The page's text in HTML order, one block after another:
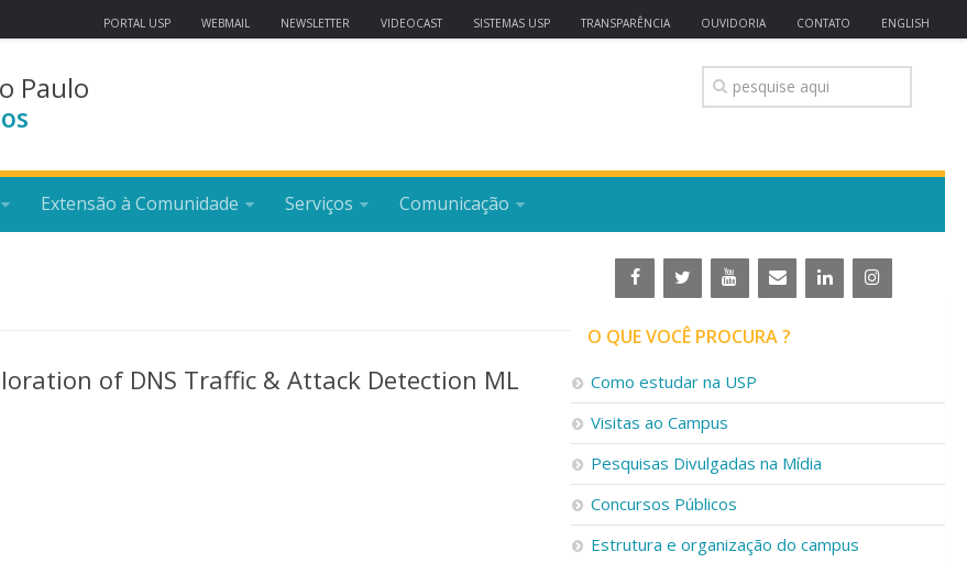
PORTAL USP WEBMAIL NEWSLETTER VIDEOCAST SISTEMAS USP TRANSPARÊNCIA OUVIDORIA CONTATO ENGLISH
Paulo
Extensão à Comunidade Serviços Comunicação
of DNS Traffic & Attack Detection ML
O QUE VOCÊ PROCURA ?
Como estudar na USP
Visitas ao Campus
Pesquisas Divulgadas na Mídia
Concursos Públicos
Estrutura e organização do campus